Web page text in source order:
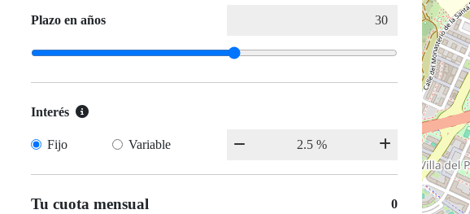
Plazo en años
Interés
Fijo Variable
Tu cuota mensual 0